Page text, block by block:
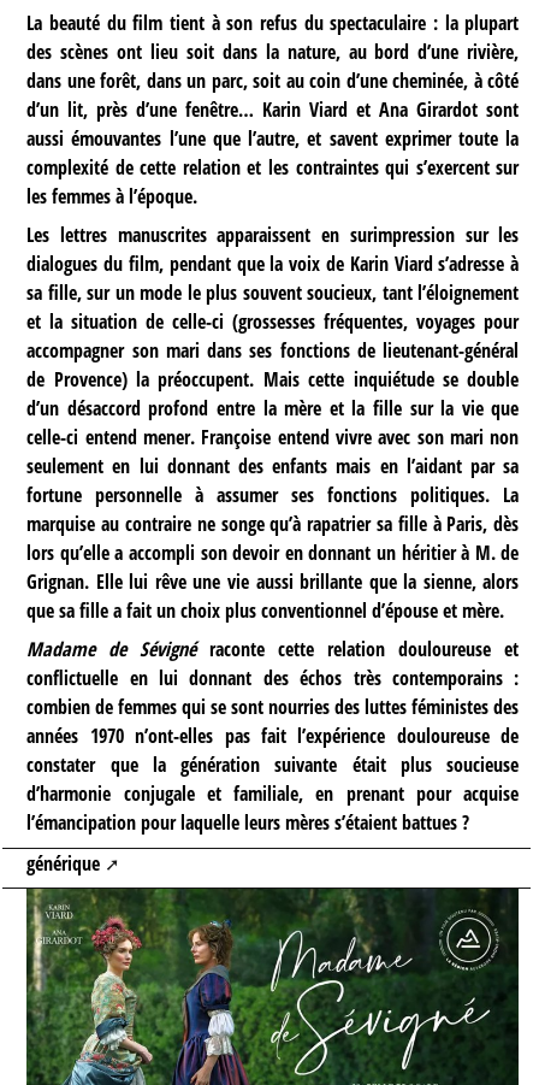
La beauté du film tient à son refus du spectaculaire : la plupart
des scènes ont lieu soit dans la nature, au bord d’une rivière,
dans une forêt, dans un parc, soit au coin d’une cheminée, à côté
d’un lit, près d’une fenêtre… Karin Viard et Ana Girardot sont
aussi émouvantes l’une que l’autre, et savent exprimer toute la
complexité de cette relation et les contraintes qui s’exercent sur
les femmes à l’époque.
Les lettres manuscrites apparaissent en surimpression sur les
dialogues du film, pendant que la voix de Karin Viard s’adresse à
sa fille, sur un mode le plus souvent soucieux, tant l’éloignement
et la situation de celle-ci (grossesses fréquentes, voyages pour
accompagner son mari dans ses fonctions de lieutenant-général
de Provence) la préoccupent. Mais cette inquiétude se double
d’un désaccord profond entre la mère et la fille sur la vie que
celle-ci entend mener. Françoise entend vivre avec son mari non
seulement en lui donnant des enfants mais en l’aidant par sa
fortune personnelle à assumer ses fonctions politiques. La
marquise au contraire ne songe qu’à rapatrier sa fille à Paris, dès
lors qu’elle a accompli son devoir en donnant un héritier à M. de
Grignan. Elle lui rêve une vie aussi brillante que la sienne, alors
que sa fille a fait un choix plus conventionnel d’épouse et mère.
Madame de Sévignéraconte cette relation douloureuse et
conflictuelle en lui donnant des échos très contemporains :
combien de femmes qui se sont nourries des luttes féministes des
années 1970 n’ont-elles pas fait l’expérience douloureuse de
constater que la génération suivante était plus soucieuse
d’harmonie conjugale et familiale, en prenant pour acquise
l’émancipation pour laquelle leurs mères s’étaient battues ?
générique